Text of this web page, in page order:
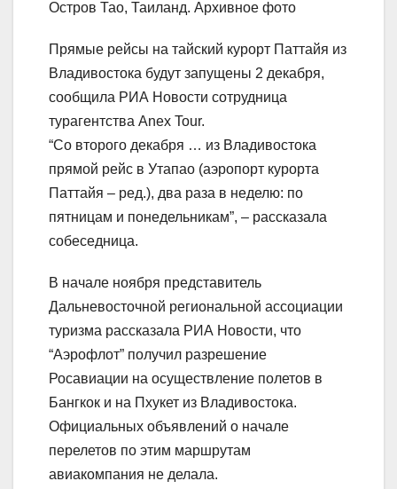
Остров Тао, Таиланд. Архивное фото
Прямые рейсы на тайский курорт Паттайя из
Владивостока будут запущены 2 декабря,
сообщила РИА Новости сотрудница
турагентства Anex Tour.
“Со второго декабря … из Владивостока
прямой рейс в Утапао (аэропорт курорта
Паттайя – ред.), два раза в неделю: по
пятницам и понедельникам”, – рассказала
собеседница.
В начале ноября представитель
Дальневосточной региональной ассоциации
туризма рассказала РИА Новости, что
“Аэрофлот” получил разрешение
Росавиации на осуществление полетов в
Бангкок и на Пхукет из Владивостока.
Официальных объявлений о начале
перелетов по этим маршрутам
авиакомпания не делала.